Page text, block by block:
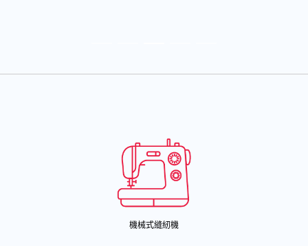
機械式縫紉機